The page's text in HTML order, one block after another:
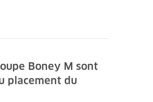
Boney M sont
placement du